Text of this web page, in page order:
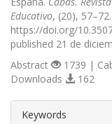
Educativo, (20), 57–72.
https://doi.org/
published 21 de
Abstract
1739 |
Downloads
162
Keywords